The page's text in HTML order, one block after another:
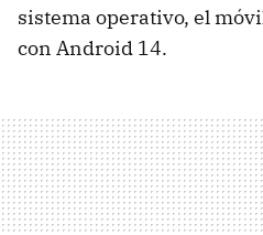
sistema operativo, el
con Android 14.